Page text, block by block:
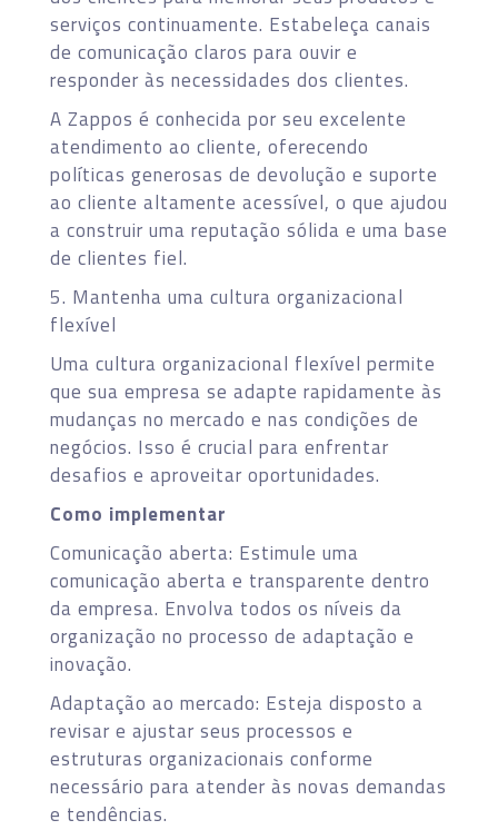
serviços continuamente. Estabeleça canais
de comunicação claros para ouvir e
responder às necessidades dos clientes.
A Zappos é conhecida por seu excelente
atendimento ao cliente, oferecendo
políticas generosas de devolução e suporte
ao cliente altamente acessível, o que ajudou
a construir uma reputação sólida e uma base
de clientes fiel.
5. Mantenha uma cultura organizacional
flexível
Uma cultura organizacional flexível permite
que sua empresa se adapte rapidamente às
mudanças no mercado e nas condições de
negócios. Isso é crucial para enfrentar
desafios e aproveitar oportunidades.
Como implementar
Comunicação aberta: Estimule uma
comunicação aberta e transparente dentro
da empresa. Envolva todos os níveis da
organização no processo de adaptação e
inovação.
Adaptação ao mercado: Esteja disposto a
revisar e ajustar seus processos e
estruturas organizacionais conforme
necessário para atender às novas demandas
e tendências.